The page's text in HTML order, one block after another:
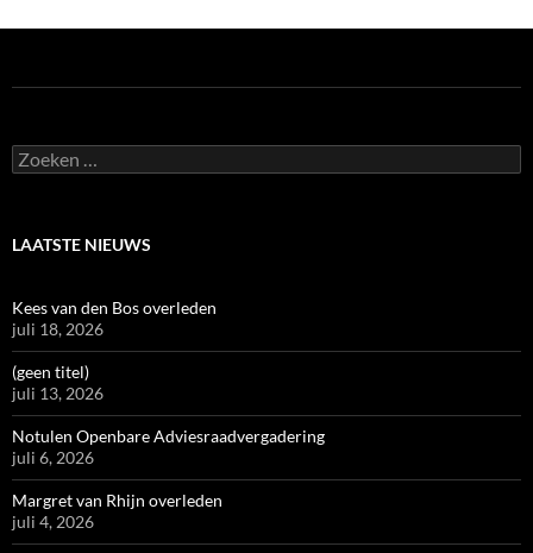
Zoeken
naar:
LAATSTE NIEUWS
Kees van den Bos overleden
juli 18, 2026
(geen titel)
juli 13, 2026
Notulen Openbare Adviesraadvergadering
juli 6, 2026
Margret van Rhijn overleden
juli 4, 2026